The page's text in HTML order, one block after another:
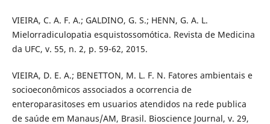
VIEIRA, C. A. F. A.; GALDINO, G. S.; HENN, G. A. L.
Mielorradiculopatia esquistossomótica. Revista de Medicina
da UFC, v. 55, n. 2, p. 59-62, 2015.
VIEIRA, D. E. A.; BENETTON, M. L. F. N. Fatores ambientais e
socioeconômicos associados a ocorrencia de
enteroparasitoses em usuarios atendidos na rede publica
de saúde em Manaus/AM, Brasil. Bioscience Journal, v. 29,